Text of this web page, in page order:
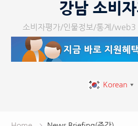
강남 소비
소비자평가/인물정보/통계/web3
Korean ▼